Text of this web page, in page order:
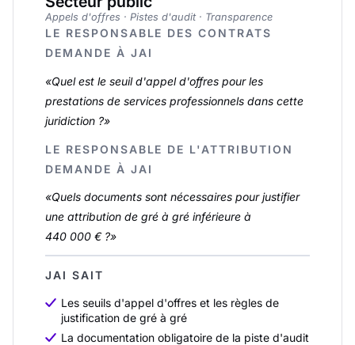
Appels d'offres · Pistes d'audit · Transparence
LE RESPONSABLE DES CONTRATS
DEMANDE À JAI
«Quel est le seuil d'appel d'offres pour les
prestations de services professionnels dans cette
juridiction ?»
LE RESPONSABLE DE L'ATTRIBUTION
DEMANDE À JAI
«Quels documents sont nécessaires pour justifier
une attribution de gré à gré inférieure à
440 000 € ?»
JAI SAIT
Les seuils d'appel d'offres et les règles de
justification de gré à gré
La documentation obligatoire de la piste d'audit